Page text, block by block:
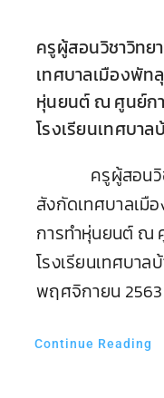
ครูผู้สอนวิชาวิทย
เทศบาลเมืองพัท
หุ่นยนต์ ณ ศูนย์ก
โรงเรียนเทศบา
ครูผู้สอนวิชาวิ
สังกัดเทศบาลเมื
การทำหุ่นยนต์ ณ
โรงเรียนเทศบา
พฤศจิกายน 2563
Continue Reading